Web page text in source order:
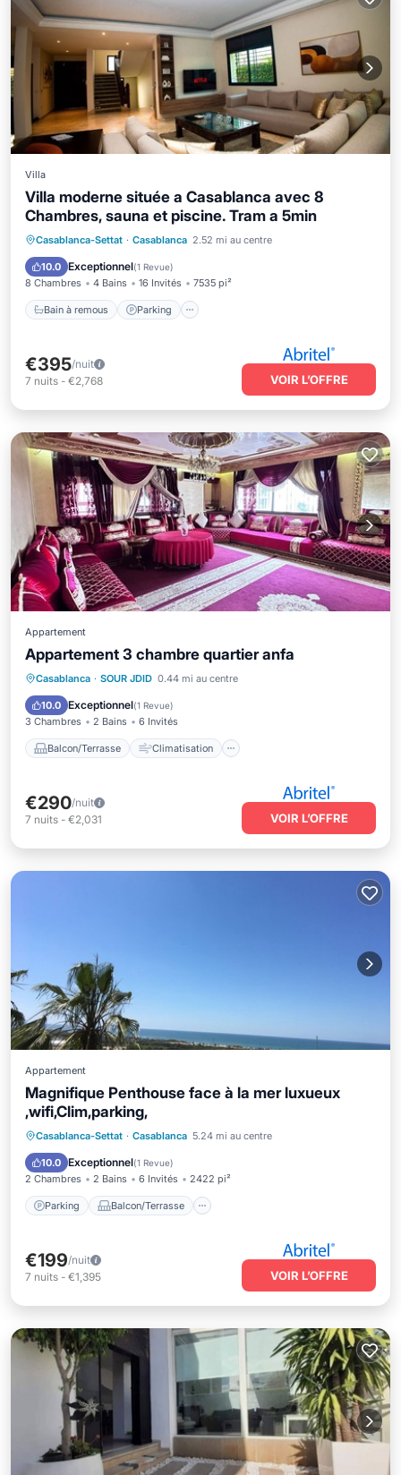
Villa
Villa moderne située a Casablanca avec 8
Chambres, sauna et piscine. Tram a 5min
Casablanca-Settat · Casablanca 2.52 mi au centre
10.0 Exceptionnel(1 Revue)
8 Chambres 4 Bains 16 Invités 7535 pi²
Bain à remous Parking
Bain à remous Parking
Piscine
Cuisine
€395/nuit
7 nuits - €2,768 VOIR L’OFFRE
Appartement
Appartement 3 chambre quartier anfa
Casablanca · SOUR JDID 0.44 mi au centre
10.0 Exceptionnel(1 Revue)
3 Chambres 2 Bains 6 Invités
Balcon/Terrasse Climatisation
Balcon/Terrasse
Climatisation
Internet
Blanchisserie
€290/nuit
7 nuits - €2,031 VOIR L’OFFRE
Appartement
Magnifique Penthouse face à la mer luxueux
,wifi,Clim,parking,
Casablanca-Settat · Casablanca 5.24 mi au centre
10.0 Exceptionnel(1 Revue)
2 Chambres 2 Bains 6 Invités 2422 pi²
Parking Balcon/Terrasse
Parking Balcon/Terrasse
Cuisine
Climatisation
€199/nuit
7 nuits - €1,395 VOIR L’OFFRE